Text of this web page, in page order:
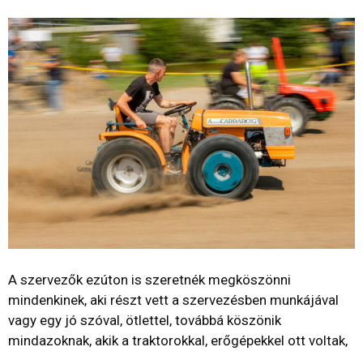
A szervezők ezúton is szeretnék megköszönni
mindenkinek, aki részt vett a szervezésben munkájával
vagy egy jó szóval, ötlettel, továbbá köszönik
mindazoknak, akik a traktorokkal, erőgépekkel ott voltak,